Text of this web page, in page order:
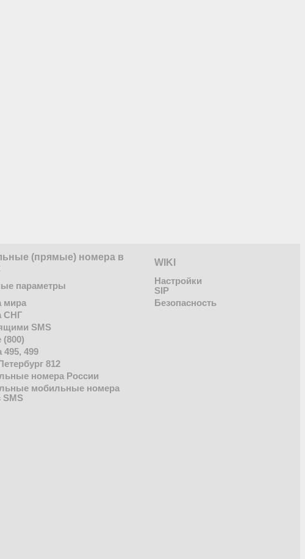
(прямые) номера в
WIKI
параметры
Настройки
SIP
мира
Безопасность
СНГ
SMS
(800)
495, 499
812
номера России
мобильные номера
SMS